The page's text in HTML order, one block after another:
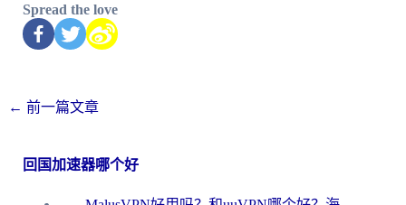
Spread the love
← 前一篇文章
回国加速器哪个好